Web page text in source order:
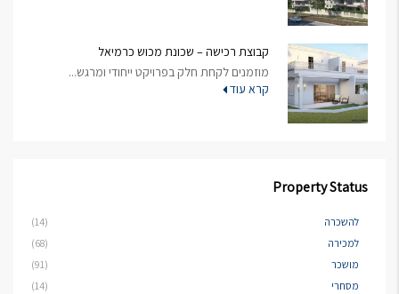
קבוצת רכישה – שכונת מכוש כרמיאל
מוזמנים לקחת חלק בפרויקט ייחודי ומרגש...
קרא עוד
Property Status
להשכרה
(14)
למכירה
(68)
מושכר
(91)
מסחרי
(14)